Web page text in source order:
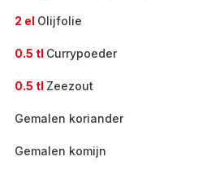
2 el Olijfolie
0.5 tl Currypoeder
0.5 tl Zeezout
Gemalen koriander
Gemalen komijn